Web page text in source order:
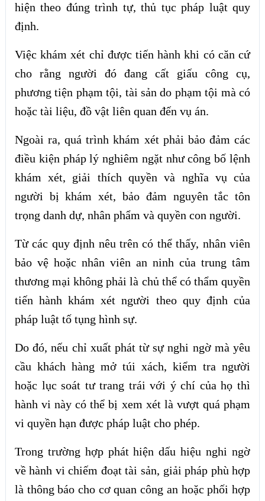
hiện theo đúng trình tự, thủ tục pháp luật quy
định.
Việc khám xét chỉ được tiến hành khi có căn cứ
cho rằng người đó đang cất giấu công cụ,
phương tiện phạm tội, tài sản do phạm tội mà có
hoặc tài liệu, đồ vật liên quan đến vụ án.
Ngoài ra, quá trình khám xét phải bảo đảm các
điều kiện pháp lý nghiêm ngặt như công bố lệnh
khám xét, giải thích quyền và nghĩa vụ của
người bị khám xét, bảo đảm nguyên tắc tôn
trọng danh dự, nhân phẩm và quyền con người.
Từ các quy định nêu trên có thể thấy, nhân viên
bảo vệ hoặc nhân viên an ninh của trung tâm
thương mại không phải là chủ thể có thẩm quyền
tiến hành khám xét người theo quy định của
pháp luật tố tụng hình sự.
Do đó, nếu chỉ xuất phát từ sự nghi ngờ mà yêu
cầu khách hàng mở túi xách, kiểm tra người
hoặc lục soát tư trang trái với ý chí của họ thì
hành vi này có thể bị xem xét là vượt quá phạm
vi quyền hạn được pháp luật cho phép.
Trong trường hợp phát hiện dấu hiệu nghi ngờ
về hành vi chiếm đoạt tài sản, giải pháp phù hợp
là thông báo cho cơ quan công an hoặc phối hợp